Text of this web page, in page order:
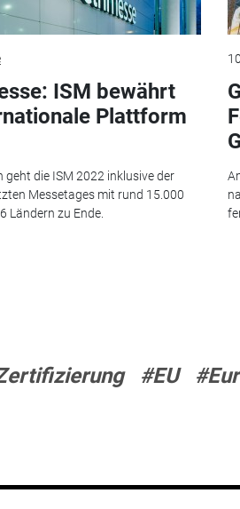
ISM bewährt
Plattform
geht die ISM 2022 inklusive der
Messetages mit rund 15.000
Ländern zu Ende.
#EU